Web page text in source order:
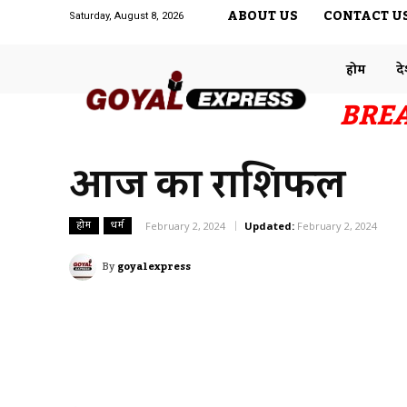
Saturday, August 8, 2026 ABOUT US CONTACT
होम
आज का राशिफल
होम धर्म February 2, 2024 Updated: February 2, 2024
Bygoyalexpress